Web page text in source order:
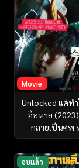
Movie
Unlocked แค่ท
ถือหาย
กลายเป็นศพ
จบแล้ว